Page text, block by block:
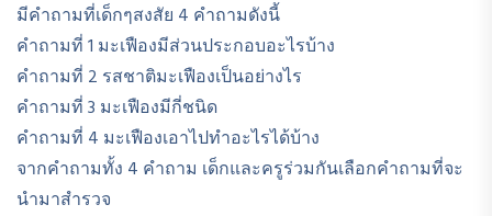
มีคำถามที่เด็กๆสงสัย 4 คำถามดังนี้
คำถามที่ 1 มะเฟืองมีส่วนประกอบอะไรบ้าง
คำถามที่ 2 รสชาติมะเฟืองเป็นอย่างไร
คำถามที่ 3 มะเฟืองมีกี่ชนิด
คำถามที่ 4 มะเฟืองเอาไปทำอะไรได้บ้าง
จากคำถามทั้ง 4 คำถาม เด็กและครูร่วมกันเลือกคำถามที่จะ
นำมาสำรวจ